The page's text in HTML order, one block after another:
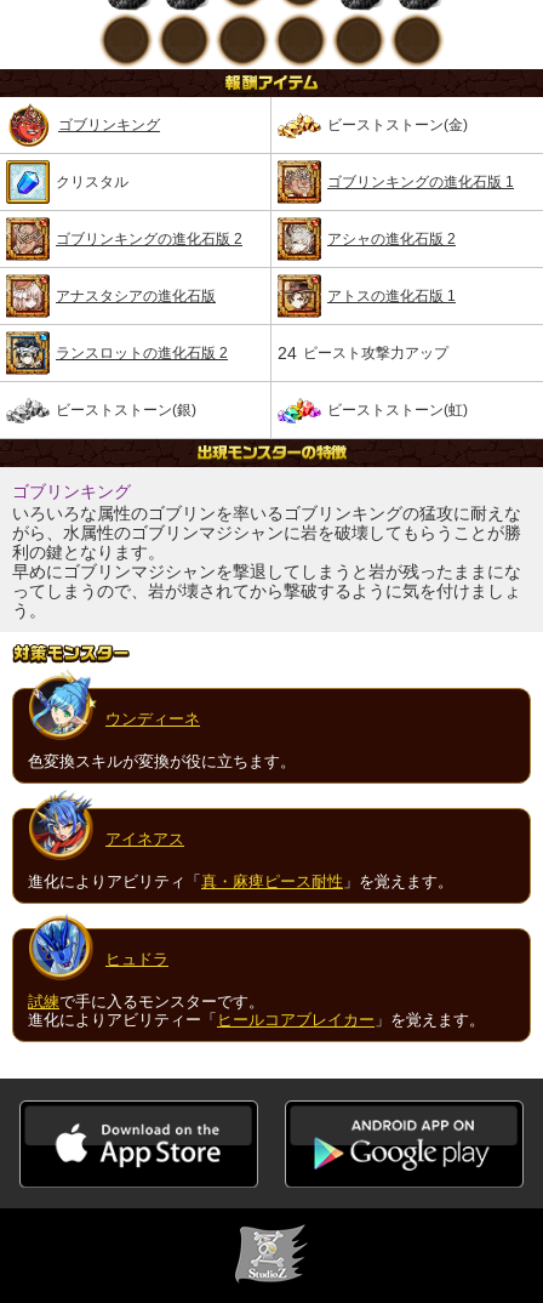
ゴブリンキング ビーストストーン(金)
クリスタル ゴブリンキングの進化石版 1
ゴブリンキングの進化石版 2 アシャの進化石版 2
アナスタシアの進化石版 アトスの進化石版 1
ランスロットの進化石版 2 24 ビースト攻撃力アップ
ビーストストーン(銀) ビーストストーン(虹)
ゴブリンキング
いろいろな属性のゴブリンを率いるゴブリンキングの猛攻に耐えな
がら、水属性のゴブリンマジシャンに岩を破壊してもらうことが勝
利の鍵となります。
早めにゴブリンマジシャンを撃退してしまうと岩が残ったままにな
ってしまうので、岩が壊されてから撃破するように気を付けましょ
う。
ウンディーネ
色変換スキルが変換が役に立ちます。
アイネアス
進化によりアビリティ「 真・麻痺ピース耐性 」を覚えます。
ヒュドラ
試練で手に入るモンスターです。
進化によりアビリティー「 ヒールコアブレイカー 」を覚えます。